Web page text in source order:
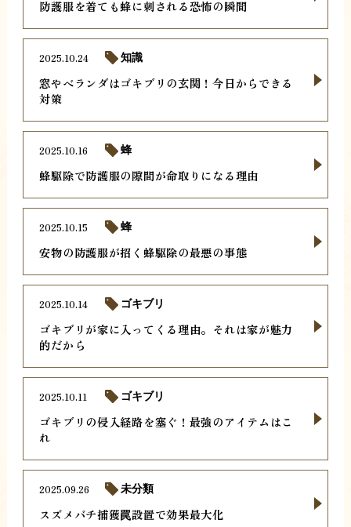
防護服を着ても蜂に刺される恐怖の瞬間
窓やベランダはゴキブリの玄関！今日からできる
対策
2025.10.24 知識
蜂駆除で防護服の隙間が命取りになる理由
2025.10.16 蜂
安物の防護服が招く蜂駆除の最悪の事態
2025.10.15 蜂
ゴキブリが家に入ってくる理由。それは家が魅力
的だから
2025.10.14 ゴキブリ
ゴキブリの侵入経路を塞ぐ！最強のアイテムはこ
れ
2025.10.11 ゴキブリ
スズメバチ捕獲罠設置で効果最大化
2025.09.26 未分類